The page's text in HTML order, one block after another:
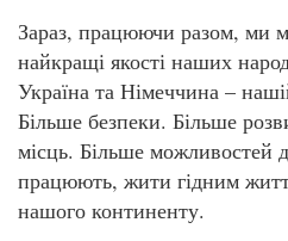
Зараз, працюючи разом, ми
найкращі якості наших
Україна та Німеччина –
Більше безпеки. Більше
місць. Більше можливостей
працюють, жити гідним
нашого континенту.